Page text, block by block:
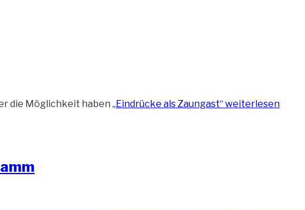
die Möglichkeit haben „Eindrücke als Zaungast“weiterlesen